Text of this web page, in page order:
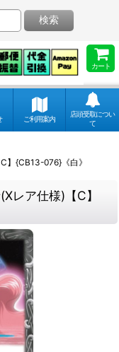
カート
検索
ご利用案内
店頭受取につい
て
】{CB13-076}《白》
レア仕様)【C】